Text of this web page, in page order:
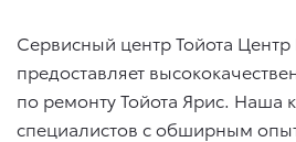
Сервисный центр Тойота Центр
предоставляет
по ремонту Тойота Ярис. Наша
специалистов с обширным